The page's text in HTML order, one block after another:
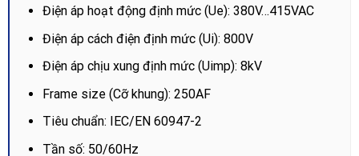
Điện áp hoạt động định mức (Ue): 380V…415VAC
Điện áp cách điện định mức (Ui): 800V
Điện áp chịu xung định mức (Uimp): 8kV
Frame size (Cỡ khung): 250AF
Tiêu chuẩn: IEC/EN 60947-2
Tần số: 50/60Hz